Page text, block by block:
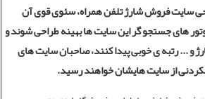
سایت فروش شارژتلفن همراه، سئوی قوی آن
های جستجو گر این سایت ها بهینه طراحی شوند و
و ... رتبه ی خوبی پیدا کنند، صاحبان سایت های
از سایت هایشان خواهند رسید.